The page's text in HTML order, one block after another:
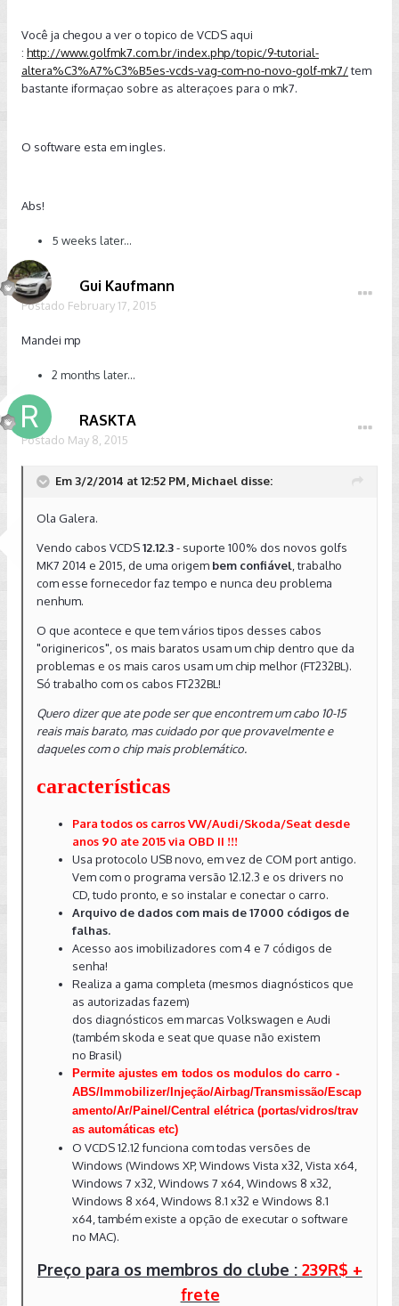
Você ja chegou a ver o topico de VCDS aqui
: http://www.golfmk7.com.br/index.php/topic/9-tutorial-
altera%C3%A7%C3%B5es-vcds-vag-com-no-novo-golf-mk7/tem
bastante iformaçao sobre as alteraçoes para o mk7.
O software esta em ingles.
Abs!
5 weeks later...
Gui Kaufmann
Postado February 17, 2015
Mandei mp
2 months later...
RASKTA
Postado May 8, 2015
Em 3/2/2014 at 12:52 PM, Michael disse:
Ola Galera.
Vendo cabos VCDS12.12.3- suporte 100% dos novos golfs
MK7 2014 e 2015, de uma origem bem confiável , trabalho
com esse fornecedor faz tempo e nunca deu problema
nenhum.
O que acontece e que tem vários tipos desses cabos
"originericos", os mais baratos usam um chip dentro que da
problemas e os mais caros usam um chip melhor (FT232BL).
Só trabalho com os cabos FT232BL!
Quero dizer que ate pode ser que encontrem um cabo 10-15
reais mais barato, mas cuidado por que provavelmente e
daqueles com o chip mais problemático.
características
Para todos os carros VW/Audi/Skoda/Seat desde
anos 90 ate 2015 via OBD II !!!
Usa protocolo USB novo, em vez de COM port antigo.
Vem com o programa versão 12.12.3 e os drivers no
CD, tudo pronto, e so instalar e conectar o carro.
Arquivo de dados com mais de 17000 códigos de
falhas.
Acesso aos imobilizadores com 4 e 7 códigos de
senha!
Realiza a gama completa (mesmos diagnósticos que
as autorizadas fazem)
dos diagnósticos em marcas Volkswagen e Audi
(também skoda e seat que quase não existem
no Brasil)
Permite ajustes em todos os modulos do carro -
ABS/Immobilizer/Injeção/Airbag/Transmissão/Escap
amento/Ar/Painel/Central elétrica (portas/vidros/trav
as automáticas etc)
O VCDS 12.12 funciona com todas versões de
Windows (Windows XP, Windows Vista x32, Vista x64,
Windows 7 x32, Windows 7 x64, Windows 8 x32,
Windows 8 x64, Windows 8.1 x32 e Windows 8.1
x64, também existe a opção de executar o software
no MAC).
​Preço para os membros do clube : 239R$ +
frete